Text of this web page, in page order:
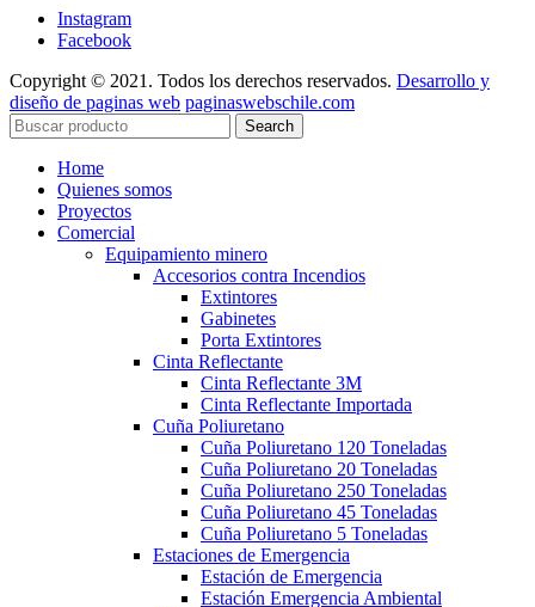
Instagram
Facebook
Copyright © 2021. Todos los derechos reservados. Desarrollo y
diseño de paginas web paginaswebschile.com
Search
Home
Quienes somos
Proyectos
Comercial
Equipamiento minero
Accesorios contra Incendios
Extintores
Gabinetes
Porta Extintores
Cinta Reflectante
Cinta Reflectante 3M
Cinta Reflectante Importada
Cuña Poliuretano
Cuña Poliuretano 120 Toneladas
Cuña Poliuretano 20 Toneladas
Cuña Poliuretano 250 Toneladas
Cuña Poliuretano 45 Toneladas
Cuña Poliuretano 5 Toneladas
Estaciones de Emergencia
Estación de Emergencia
Estación Emergencia Ambiental